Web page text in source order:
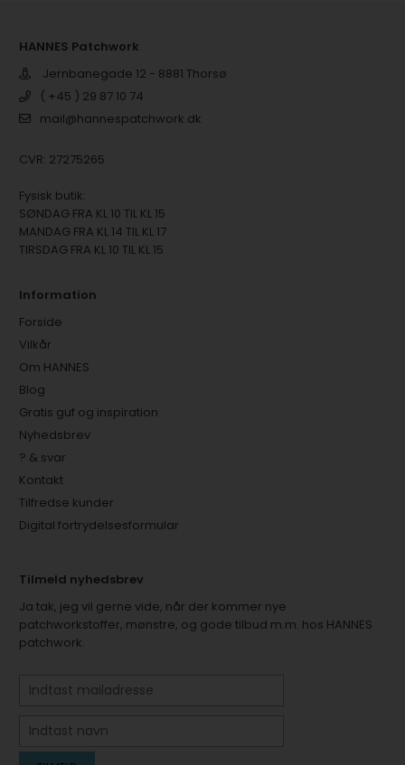
HANNES Patchwork
Jernbanegade 12 - 8881 Thorsø
( +45 ) 29 87 10 74
mail@hannespatchwork.dk
CVR: 27275265
Fysisk butik:
SØNDAG FRA KL 10 TIL KL 15
MANDAG FRA KL 14 TIL KL 17
TIRSDAG FRA KL 10 TIL KL 15
Information
Forside
Vilkår
Om HANNES
Blog
Gratis guf og inspiration
Nyhedsbrev
? & svar
Kontakt
Tilfredse kunder
Digital fortrydelsesformular
Tilmeld nyhedsbrev
Ja tak, jeg vil gerne vide, når der kommer nye
patchworkstoffer, mønstre, og gode tilbud m.m. hos HANNES
patchwork.